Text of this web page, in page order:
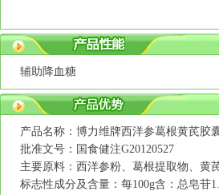
辅助降血糖
产品名称：博力维牌西洋参葛根黄芪胶
批准文号：国食健注G20120527
主要原料：西洋参粉、葛根提取物、黄
标志性成分及含量：每100g含：总皂苷